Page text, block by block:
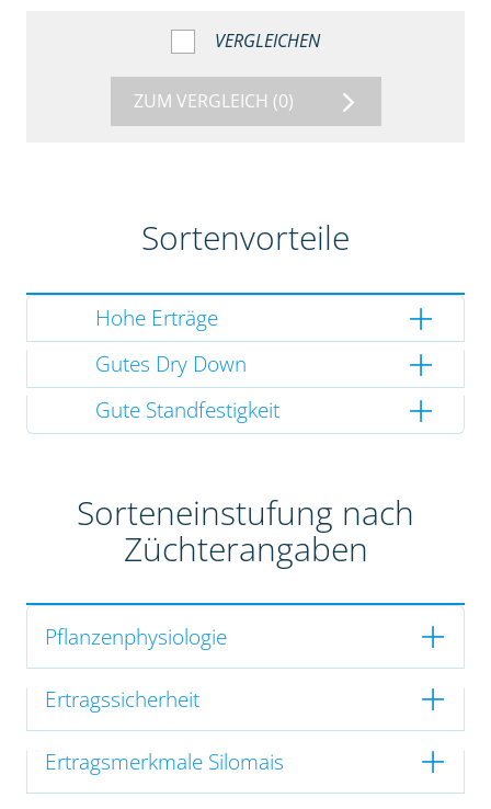
VERGLEICHEN
ZUM VERGLEICH (0)
Sortenvorteile
Hohe Erträge
Gutes Dry Down
Gute Standfestigkeit
Sorteneinstufung nach
Züchterangaben
Pflanzenphysiologie
Ertragssicherheit
Ertragsmerkmale Silomais